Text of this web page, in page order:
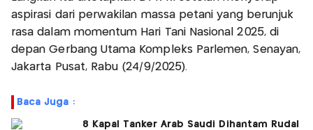
aspirasi dari perwakilan massa petani yang berunjuk
rasa dalam momentum Hari Tani Nasional 2025, di
depan Gerbang Utama Kompleks Parlemen, Senayan,
Jakarta Pusat, Rabu (24/9/2025).
Baca Juga :
8 Kapal Tanker Arab Saudi Dihantam Rudal